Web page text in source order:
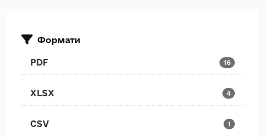
Формати
PDF 16
XLSX 4
CSV 1